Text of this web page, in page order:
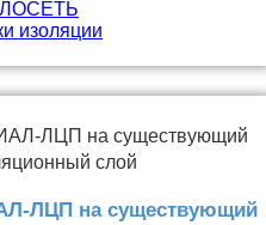
ЛЦП на существующий